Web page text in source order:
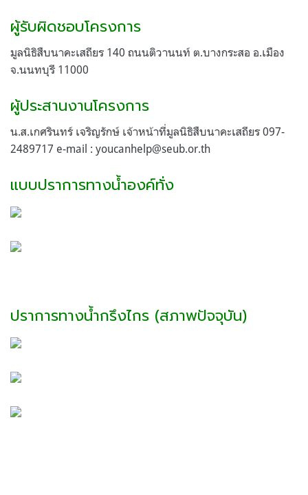
ผู้รับผิดชอบโครงการ
มูลนิธิสืบนาคะเสถียร 140 ถนนติวานนท์ ต.บางกระสอ อ.เมือง
จ.นนทบุรี 11000
ผู้ประสานงานโครงการ
น.ส.เกศรินทร์ เจริญรักษ์ เจ้าหน้าที่มูลนิธิสืบนาคะเสถียร 097-
2489717 e-mail : youcanhelp@seub.or.th
แบบปราการทางน้ำองค์ทั่ง
ปราการทางน้ำกรึงไกร (สภาพปัจจุบัน)